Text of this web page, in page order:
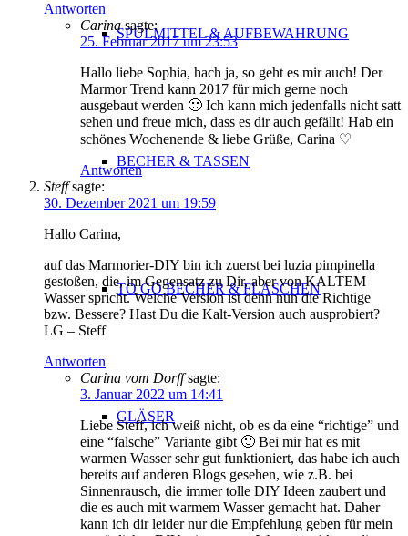
SPÜLMITTEL & AUFBEWAHRUNG
BECHER & TASSEN
TO GO BECHER & FLASCHEN
GLÄSER
Antworten
Carina sagte:
25. Februar 2017 um 23:53
Hallo liebe Sophia, hach ja, so geht es mir auch! Der
Marmor Trend kann 2017 für mich gerne noch
ausgebaut werden 🙂 Ich kann mich jedenfalls nicht satt
sehen und freue mich, dass es dir auch gefällt! Hab ein
schönes Wochenende & liebe Grüße, Carina ♡
Antworten
Steff sagte:
30. Dezember 2021 um 19:59
Hallo Carina,
auf das Marmorier-DIY bin ich zuerst bei luzia pimpinella
gestoßen, die, im Gegensatz zu Dir, aber von KALTEM
Wasser spricht. Welche Version ist denn nun die Richtige
bzw. Bessere? Hast Du die Kalt-Version auch ausprobiert?
LG – Steff
Antworten
Carina vom Dorff sagte:
3. Januar 2022 um 14:41
Liebe Steff, ich weiß nicht, ob es da eine “richtige” und
eine “falsche” Variante gibt 🙂 Bei mir hat es mit
warmen Wasser sehr gut funktioniert, das habe ich auch
bereits auf anderen Blogs gesehen, wie z.B. bei
Sinnenrausch, die immer tolle DIY Ideen zaubert und
die es auch mit warmem Wasser gemacht hat. Daher
kann ich dir leider nur die Empfehlung geben für mein